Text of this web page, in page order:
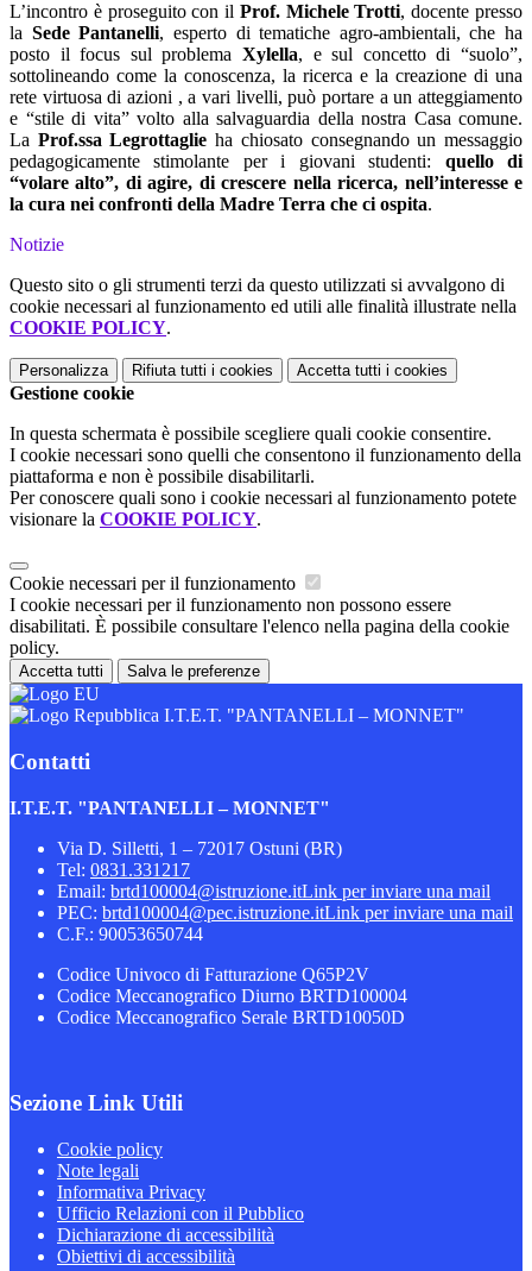
L’incontro è proseguito con il Prof. Michele Trotti, docente presso
la Sede Pantanelli, esperto di tematiche agro-ambientali, che ha
posto il focus sul problema Xylella, e sul concetto di “suolo”,
sottolineando come la conoscenza, la ricerca e la creazione di una
rete virtuosa di azioni , a vari livelli, può portare a un atteggiamento
e “stile di vita” volto alla salvaguardia della nostra Casa comune.
La Prof.ssa Legrottaglie ha chiosato consegnando un messaggio
pedagogicamente stimolante per i giovani studenti: quello di
“volare alto”, di agire, di crescere nella ricerca, nell’interesse e
la cura nei confronti della Madre Terra che ci ospita.
Notizie
Questo sito o gli strumenti terzi da questo utilizzati si avvalgono di
cookie necessari al funzionamento ed utili alle finalità illustrate nella
COOKIE POLICY.
Personalizza Rifiuta tutti i cookies Accetta tutti i cookies
Gestione cookie
In questa schermata è possibile scegliere quali cookie consentire.
I cookie necessari sono quelli che consentono il funzionamento della
piattaforma e non è possibile disabilitarli.
Per conoscere quali sono i cookie necessari al funzionamento potete
visionare la COOKIE POLICY.
Cookie necessari per il funzionamento
I cookie necessari per il funzionamento non possono essere
disabilitati. È possibile consultare l'elenco nella pagina della cookie
policy.
Accetta tutti Salva le preferenze
I.T.E.T. "PANTANELLI – MONNET"
Contatti
I.T.E.T. "PANTANELLI – MONNET"
Via D. Silletti, 1 – 72017 Ostuni (BR)
Tel: 0831.331217
Email: brtd100004@istruzione.itLink per inviare una mail
PEC: brtd100004@pec.istruzione.itLink per inviare una mail
C.F.: 90053650744
Codice Univoco di Fatturazione Q65P2V
Codice Meccanografico Diurno BRTD100004
Codice Meccanografico Serale BRTD10050D
Sezione Link Utili
Cookie policy
Note legali
Informativa Privacy
Ufficio Relazioni con il Pubblico
Dichiarazione di accessibilità
Obiettivi di accessibilità